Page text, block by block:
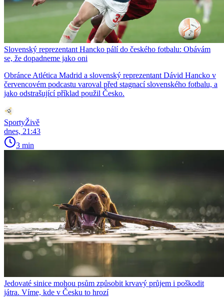
Slovenský reprezentant Hancko pálí do českého fotbalu: Obávám
se, že dopadneme jako oni
Obránce Atlética Madrid a slovenský reprezentant Dávid Hancko v
červencovém podcastu varoval před stagnací slovenského fotbalu, a
jako odstrašující příklad použil Česko.
SportyŽivě
dnes, 21:43
3 min
Jedovaté sinice mohou psům způsobit krvavý průjem i poškodit
játra. Víme, kde v Česku to hrozí